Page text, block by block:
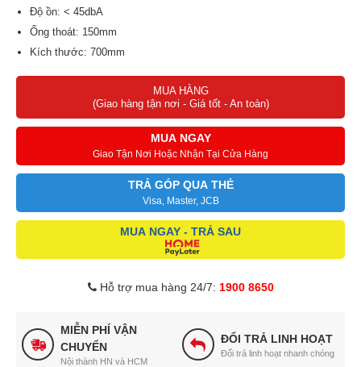
Độ ồn: < 45dbA
Ống thoát: 150mm
Kích thước: 700mm
MUA HÀNG
(Giao hàng tận nơi - Giá tốt - An toàn)
MUA NGAY
Giao Tận Nơi Hoặc Nhận Tại Cửa Hàng
TRẢ GÓP QUA THẺ
Visa, Master, JCB
MUA NGAY - TRẢ SAU
Hỗ trợ mua hàng 24/7: 1900 8650
MIỄN PHÍ VẬN
CHUYỂN
Nội thành HN và HCM
ĐỔI TRẢ LINH HOẠT
Đổi trả linh hoạt nhanh chóng